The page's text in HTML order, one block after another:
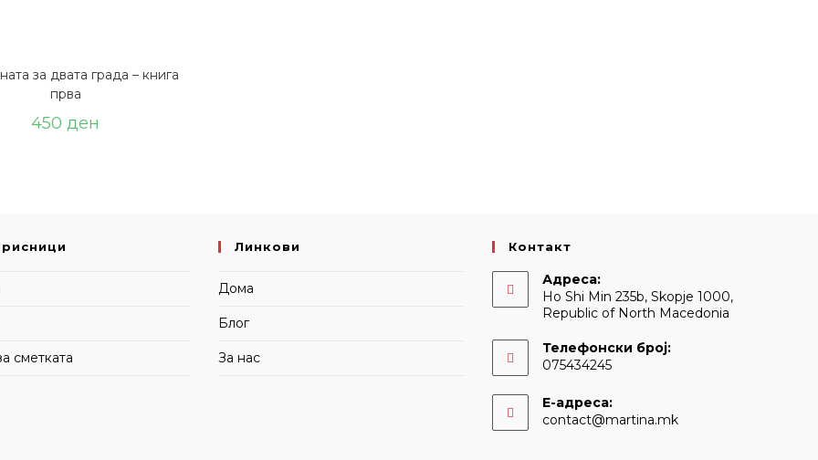
за двата града – книга
прва
450 ден
сметката
Линкови
Дома
Блог
За нас
Контакт
Адреса:
Ho Shi Min 235b, Skopje 1000,
Republic of North Macedonia
Телефонски број:
075434245
Е-адреса:
contact@martina.mkOpens